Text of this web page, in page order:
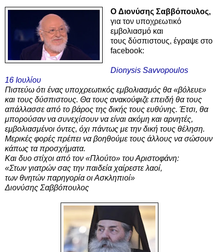
Ο Διονύσης Σαββόπουλος,
για τον υποχρεωτικό
εμβολιασμό και
τους δύσπιστους, έγραψε στο
facebook:
Dionysis Savvopoulos
16 Ιουλίου
Πιστεύω ότι ένας υποχρεωτικός εμβολιασμός θα «βόλευε»
και τους δύσπιστους. Θα τους ανακούφιζε επειδή θα τους
απάλλασσε από το βάρος της δικής τους ευθύνης. Έτσι, θα
μπορούσαν να συνεχίσουν να είναι ακόμη και αρνητές,
εμβολιασμένοι όντες, όχι πάντως με την δική τους θέληση.
Μερικές φορές πρέπει να βοηθούμε τους άλλους να σώσουν
κάπως τα προσχήματα.
Και δυο στίχοι από τον «Πλούτο» του Αριστοφάνη:
«Στων γιατρών σας την παιδεία χαίρεστε λαοί,
των θνητών παρηγορία οι Ασκληπιοί»
Διονύσης Σαββόπουλος